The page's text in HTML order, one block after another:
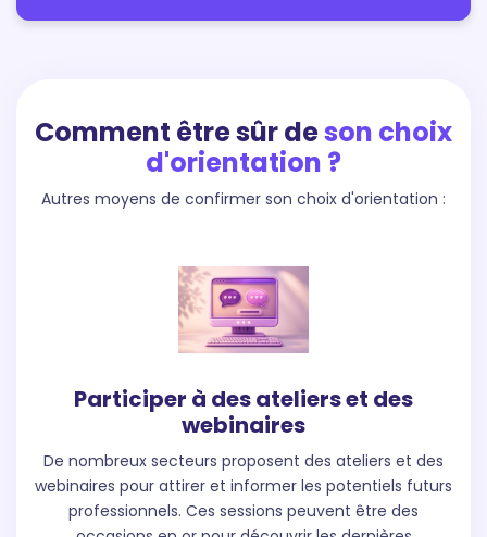
Comment être sûr deson choix
d'orientation ?
Autres moyens de confirmer son choix d'orientation :
Participer à des ateliers et des
webinaires
De nombreux secteurs proposent des ateliers et des
webinaires pour attirer et informer les potentiels futurs
professionnels. Ces sessions peuvent être des